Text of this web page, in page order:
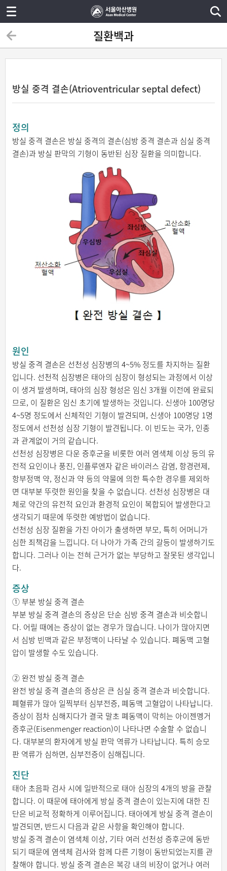
질환백과
방실 중격 결손(Atrioventricular septal defect)
정의
방실 중격 결손은 방실 중격의 결손(심방 중격 결손과 심실 중격
결손)과 방실 판막의 기형이 동반된 심장 질환을 의미합니다.
원인
방실 중격 결손은 선천성 심장병의 4~5% 정도를 차지하는 질환
입니다. 선천적 심장병은 태아의 심장이 형성되는 과정에서 이상
이 생겨 발생하며, 태아의 심장 형성은 임신 3개월 이전에 완료되
므로, 이 질환은 임신 초기에 발생하는 것입니다. 신생아 100명당
4~5명 정도에서 신체적인 기형이 발견되며, 신생아 100명당 1명
정도에서 선천성 심장 기형이 발견됩니다. 이 빈도는 국가, 인종
과 관계없이 거의 같습니다.
선천성 심장병은 다운 증후군을 비롯한 여러 염색체 이상 등의 유
전적 요인이나 풍진, 인플루엔자 같은 바이러스 감염, 항경련제,
항부정맥 약, 정신과 약 등의 약물에 의한 특수한 경우를 제외하
면 대부분 뚜렷한 원인을 찾을 수 없습니다. 선천성 심장병은 대
체로 약간의 유전적 요인과 환경적 요인이 복합되어 발생한다고
생각되기 때문에 뚜렷한 예방법이 없습니다.
선천성 심장 질환을 가진 아이가 출생하면 부모, 특히 어머니가
심한 죄책감을 느낍니다. 더 나아가 가족 간의 갈등이 발생하기도
합니다. 그러나 이는 전혀 근거가 없는 부당하고 잘못된 생각입니
다.
증상
① 부분 방실 중격 결손
부분 방실 중격 결손의 증상은 단순 심방 중격 결손과 비슷합니
다. 어릴 때에는 증상이 없는 경우가 많습니다. 나이가 많아지면
서 심방 빈맥과 같은 부정맥이 나타날 수 있습니다. 폐동맥 고혈
압이 발생할 수도 있습니다.
② 완전 방실 중격 결손
완전 방실 중격 결손의 증상은 큰 심실 중격 결손과 비슷합니다.
폐혈류가 많아 일찍부터 심부전증, 폐동맥 고혈압이 나타납니다.
증상이 점차 심해지다가 결국 말초 폐동맥이 막히는 아이젠멩거
증후군(Eisenmenger reaction)이 나타나면 수술할 수 없습니
다. 대부분의 환자에게 방실 판막 역류가 나타납니다. 특히 승모
판 역류가 심하면, 심부전증이 심해집니다.
진단
태아 초음파 검사 시에 일반적으로 태아 심장의 4개의 방을 관찰
합니다. 이 때문에 태아에게 방실 중격 결손이 있는지에 대한 진
단은 비교적 정확하게 이루어집니다. 태아에게 방실 중격 결손이
발견되면, 반드시 다음과 같은 사항을 확인해야 합니다.
방실 중격 결손이 염색체 이상, 기타 여러 선천성 증후군에 동반
되기 때문에 염색체 검사와 함께 다른 기형이 동반되었는지를 관
찰해야 합니다. 방실 중격 결손은 복강 내의 비장이 없거나 여러